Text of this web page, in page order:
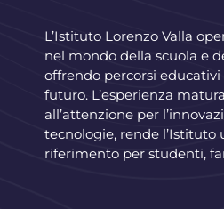
L’Istituto Lorenzo Valla
nel mondo della scuola e
offrendo percorsi
futuro. L’esperienza
all’attenzione per
tecnologie, rende l’Istituto
riferimento per studenti,